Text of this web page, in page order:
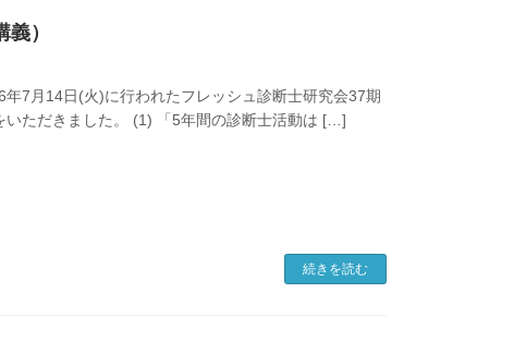
）
7月14日(火)に行われたフレッシュ診断士研究会37期
ただきました。 (1) 「5年間の診断士活動は […]
続きを読む